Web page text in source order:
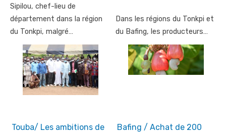
Sipilou, chef-lieu de
département dans la région
du Tonkpi, malgré…
Dans les régions du Tonkpi et
du Bafing, les producteurs…
Touba/ Les ambitions de
Bafing / Achat de 200